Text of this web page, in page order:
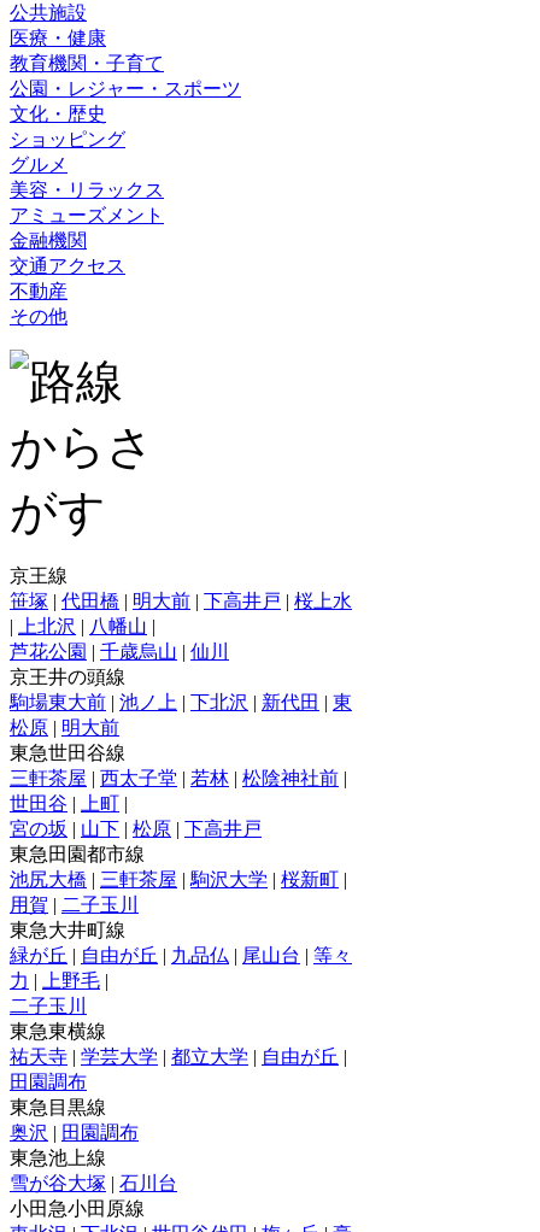
公共施設
医療・健康
教育機関・子育て
公園・レジャー・スポーツ
文化・歴史
ショッピング
グルメ
美容・リラックス
アミューズメント
金融機関
交通アクセス
不動産
その他
京王線
笹塚 | 代田橋 | 明大前 | 下高井戸 | 桜上水
|
上北沢 | 八幡山 |
芦花公園 | 千歳烏山 | 仙川
京王井の頭線
駒場東大前 | 池ノ上 | 下北沢 | 新代田 | 東
松原 | 明大前
東急世田谷線
三軒茶屋 | 西太子堂 | 若林 | 松陰神社前 |
世田谷 | 上町 |
宮の坂 | 山下 | 松原 | 下高井戸
東急田園都市線
池尻大橋 | 三軒茶屋 | 駒沢大学 | 桜新町 |
用賀 | 二子玉川
東急大井町線
緑が丘 | 自由が丘 | 九品仏 | 尾山台 | 等々
力 | 上野毛 |
二子玉川
東急東横線
祐天寺 | 学芸大学 | 都立大学 | 自由が丘 |
田園調布
東急目黒線
奥沢 | 田園調布
東急池上線
雪が谷大塚 | 石川台
小田急小田原線